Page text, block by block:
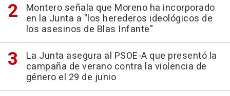
Montero señala que Moreno ha incorporado
en la Junta a "los herederos ideológicos de
los asesinos de Blas Infante"
La Junta asegura al PSOE-A que presentó la
campaña de verano contra la violencia de
género el 29 de junio